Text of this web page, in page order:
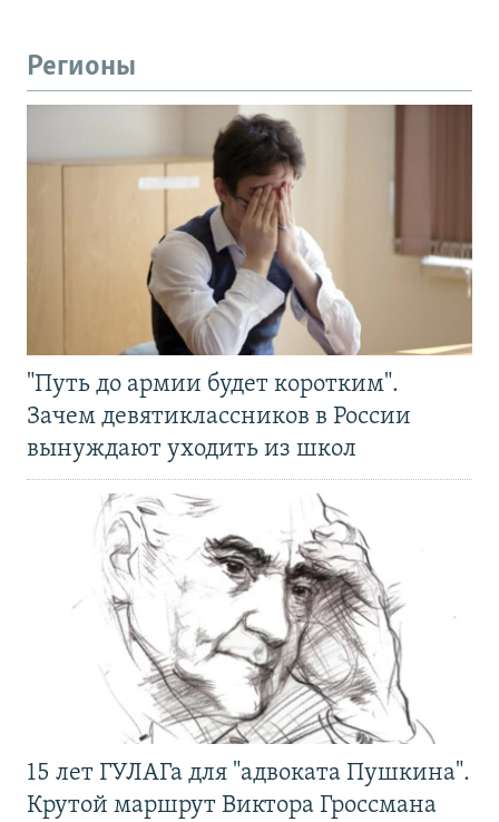
Регионы
"Путь до армии будет коротким".
Зачем девятиклассников в России
вынуждают уходить из школ
15 лет ГУЛАГа для "адвоката Пушкина".
Крутой маршрут Виктора Гроссмана